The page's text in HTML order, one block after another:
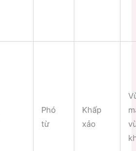
Phó
từ
Khấp
xảo